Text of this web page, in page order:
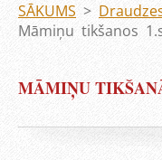
SĀKUMS >
Māmiņu tikšanos
MĀMIŅU